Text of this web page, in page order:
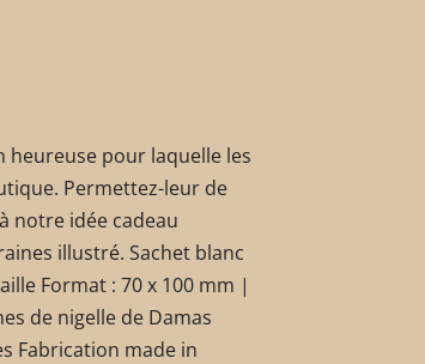
heureuse pour laquelle les
Permettez-leur de
notre idée cadeau
illustré. Sachet blanc
Format : 70 x 100 mm |
de nigelle de Damas
Fabrication made in